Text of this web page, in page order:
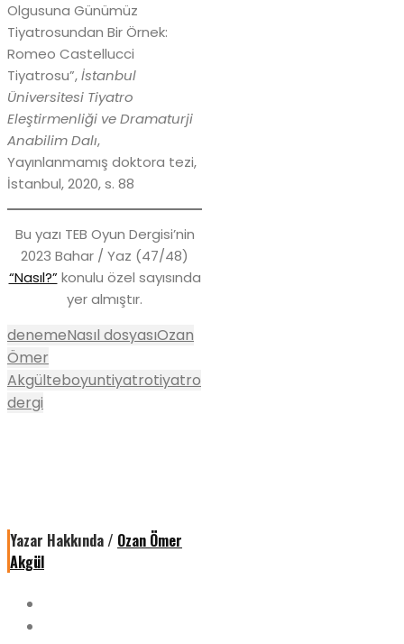
Olgusuna Günümüz
Tiyatrosundan Bir Örnek:
Romeo Castellucci
Tiyatrosu”,İstanbul
Üniversitesi Tiyatro
Eleştirmenliği ve Dramaturji
Anabilim Dalı,
Yayınlanmamış doktora tezi,
İstanbul, 2020, s. 88
Bu yazı TEB Oyun Dergisi’nin
2023 Bahar / Yaz (47/48)
“Nasıl?”konulu özel sayısında
yer almıştır.
denemeNasıl dosyasıOzan
Ömer
Akgülteboyuntiyatrotiyatro
dergi
Yazar Hakkında / Ozan Ömer
Akgül